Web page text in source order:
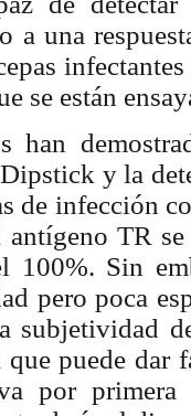
a una
se están
han
y la
de infección
antígeno TR
100%. Sin
pero poca
subjetividad
puede dar
por